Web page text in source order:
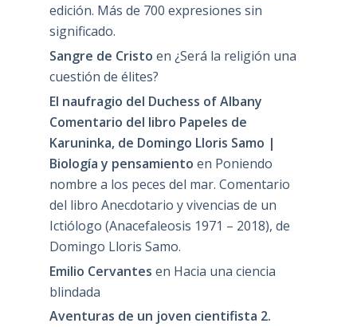
edición. Más de 700 expresiones sin
significado.
Sangre de Cristo en ¿Será la religión una
cuestión de élites?
El naufragio del Duchess of Albany
Comentario del libro Papeles de
Karuninka, de Domingo Lloris Samo |
Biología y pensamiento en Poniendo
nombre a los peces del mar. Comentario
del libro Anecdotario y vivencias de un
Ictiólogo (Anacefaleosis 1971 – 2018), de
Domingo Lloris Samo.
Emilio Cervantes en Hacia una ciencia
blindada
Aventuras de un joven cientifista 2.